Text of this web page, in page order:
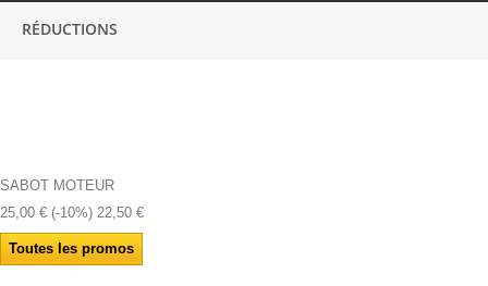
RÉDUCTIONS
SABOT MOTEUR
25,00 € (-10%) 22,50 €
Toutes les promos